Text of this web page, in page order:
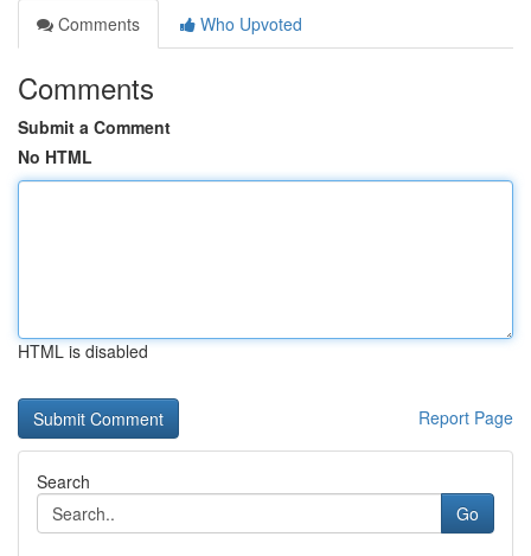
Comments
Who Upvoted
Comments
Submit a Comment
No HTML
HTML is disabled
Report Page
Search
Go